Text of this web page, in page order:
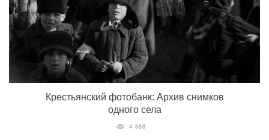
Крестьянский фотобанк: Архив снимков
одного села
4 888